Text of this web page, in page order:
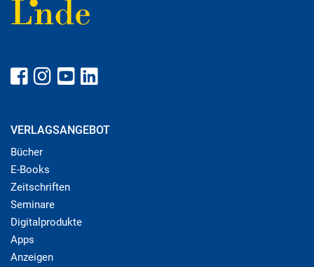
VERLAGSANGEBOT
Bücher
E-Books
Zeitschriften
Seminare
Digitalprodukte
Apps
Anzeigen